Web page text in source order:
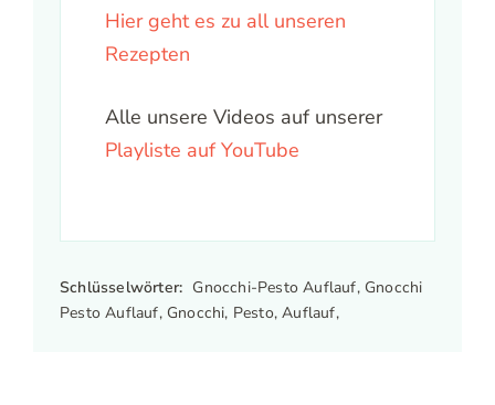
Hier geht es zu all unseren
Rezepten
Alle unsere Videos auf unserer
Playliste auf YouTube
Schlüsselwörter: Gnocchi-Pesto Auflauf, Gnocchi
Pesto Auflauf, Gnocchi, Pesto, Auflauf,